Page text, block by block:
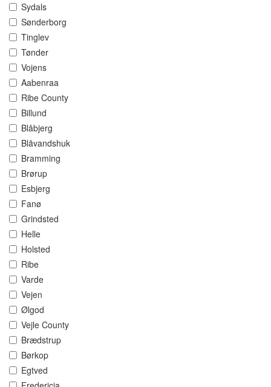
Sydals
Sønderborg
Tinglev
Tønder
Vojens
Aabenraa
Ribe County
Billund
Blåbjerg
Blåvandshuk
Bramming
Brørup
Esbjerg
Fanø
Grindsted
Helle
Holsted
Ribe
Varde
Vejen
Ølgod
Vejle County
Brædstrup
Børkop
Egtved